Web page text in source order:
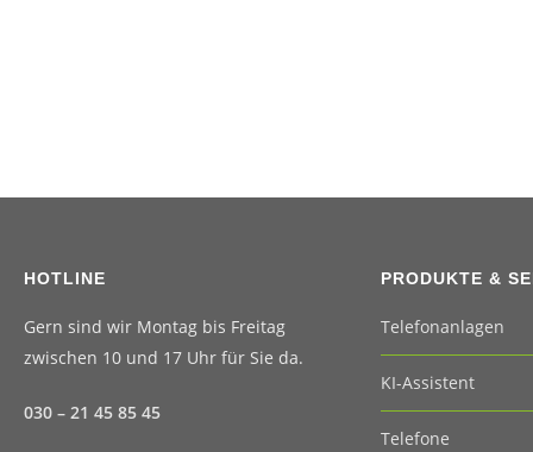
HOTLINE
Gern sind wir Montag bis Freitag
zwischen 10 und 17 Uhr für Sie da.
030 – 21 45 85 45
PRODUKTE &
Telefonanlagen
KI-Assistent
Telefone